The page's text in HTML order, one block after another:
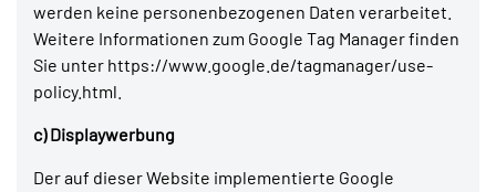
werden keine personenbezogenen Daten verarbeitet.
Weitere Informationen zum Google Tag Manager finden
Sie unter https://www.google.de/tagmanager/use-
policy.html.
c) Displaywerbung
Der auf dieser Website implementierte Google